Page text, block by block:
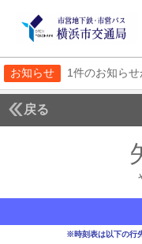
お知らせ 1件のお知ら
戻る
※時刻表は以下の行